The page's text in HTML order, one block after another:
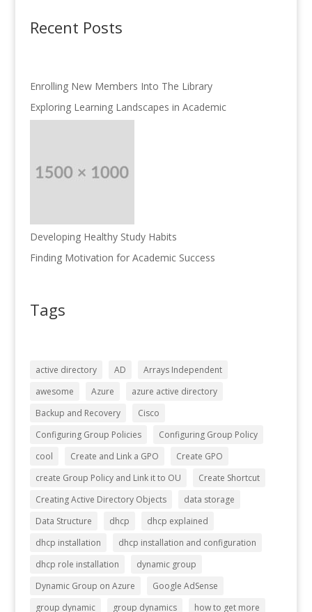
Recent Posts
Enrolling New Members Into The Library
Exploring Learning Landscapes in Academic
Developing Healthy Study Habits
Finding Motivation for Academic Success
Tags
active directory AD
Arrays Independent
awesome
Azure
azure active directory
Backup and Recovery
Cisco
Configuring Group Policies
Configuring Group Policy
cool
Create and Link a GPO
Create GPO
create Group Policy and Link it to OU
Create Shortcut
Creating Active Directory Objects
data storage
Data Structure
dhcp
dhcp explained
dhcp installation
dhcp installation and configuration
dhcp role installation
dynamic group
Dynamic Group on Azure
Google AdSense
group dynamic
group dynamics how to get more